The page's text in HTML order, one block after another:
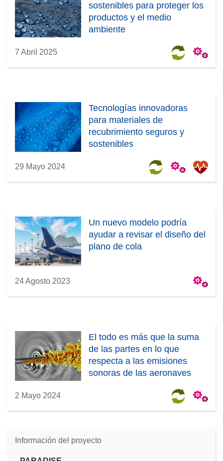
sostenibles para proteger los
productos y el medio
ambiente
7 Abril 2025
Tecnologías innovadoras
para materiales de
recubrimiento seguros y
sostenibles
29 Mayo 2024
Un nuevo modelo podría
ayudar a revisar el diseño del
plano de cola
24 Agosto 2023
El todo es más que la suma
de las partes en lo que
respecta a las emisiones
sonoras de las aeronaves
2 Mayo 2024
Información del proyecto